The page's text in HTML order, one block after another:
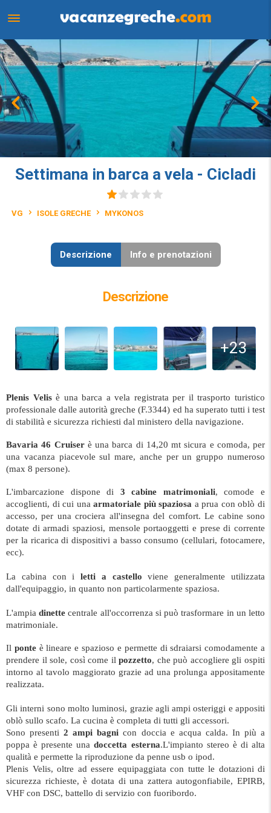
Settimana in barca a vela - Cicladi
VG ISOLE GRECHE MYKONOS
Descrizione Info e prenotazioni
Descrizione
+23
Plenis Velisè una barca a vela registrata per il trasporto turistico
professionale dalle autorità greche (F.3344) ed ha superato tutti i test
di stabilità e sicurezza richiesti dal ministero della navigazione.
Bavaria 46 Cruiserè una barca di 14,20 mt sicura e comoda, per
una vacanza piacevole sul mare, anche per un gruppo numeroso
(max 8 persone).
L'imbarcazione dispone di 3 cabine matrimoniali, comode e
accoglienti, di cui unaarmatoriale più spaziosa a prua con oblò di
accesso, per una crociera all'insegna del comfort. Le cabine sono
dotate di armadi spaziosi, mensole portaoggetti e prese di corrente
per la ricarica di dispositivi a basso consumo (cellulari, fotocamere,
ecc).
La cabina con iletti a castello viene generalmente utilizzata
dall'equipaggio, in quanto non particolarmente spaziosa.
L'ampiadinette centrale all'occorrenza si può trasformare in un letto
matrimoniale.
Il ponteè lineare e spazioso e permette di sdraiarsi comodamente a
prendere il sole, così come ilpozzetto, che può accogliere gli ospiti
intorno al tavolo maggiorato grazie ad una prolunga appositamente
realizzata.
Gli interni sono molto luminosi, grazie agli ampi osteriggi e appositi
oblò sullo scafo. La cucina è completa di tutti gli accessori.
Sono presenti2 ampi bagni con doccia e acqua calda. In più a
poppa è presente unadoccetta esterna.L'impianto stereo è di alta
qualità e permette la riproduzione da penne usb o ipod.
Plenis Velis, oltre ad essere equipaggiata con tutte le dotazioni di
sicurezza richieste, è dotata di una zattera autogonfiabile, EPIRB,
VHF con DSC, battello di servizio con fuoribordo.